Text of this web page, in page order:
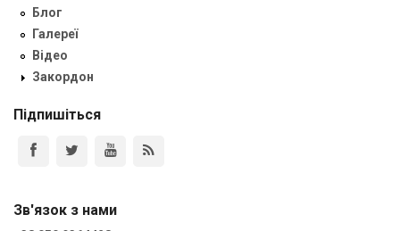
Блог
Галереї
Відео
Закордон
Підпишіться
Зв'язок з нами